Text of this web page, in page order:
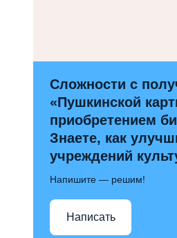
Сложности с
«Пушкинской
приобретением
Знаете, как
учреждений
Напишите — решим!
Написать